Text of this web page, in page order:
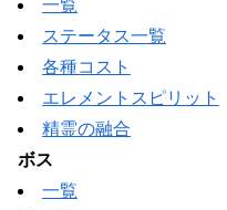
一覧
ステータス一覧
各種コスト
エレメントスピリット
精霊の融合
ボス
一覧